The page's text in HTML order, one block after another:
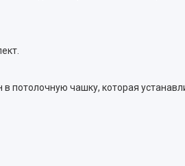
потолочную чашку, которая